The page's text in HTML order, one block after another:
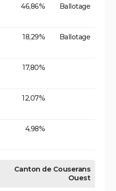
46,86% Ballotage
18,29% Ballotage
17,80%
12,07%
4,98%
Canton de Couserans
Ouest